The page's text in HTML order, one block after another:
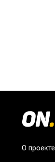
О проекте